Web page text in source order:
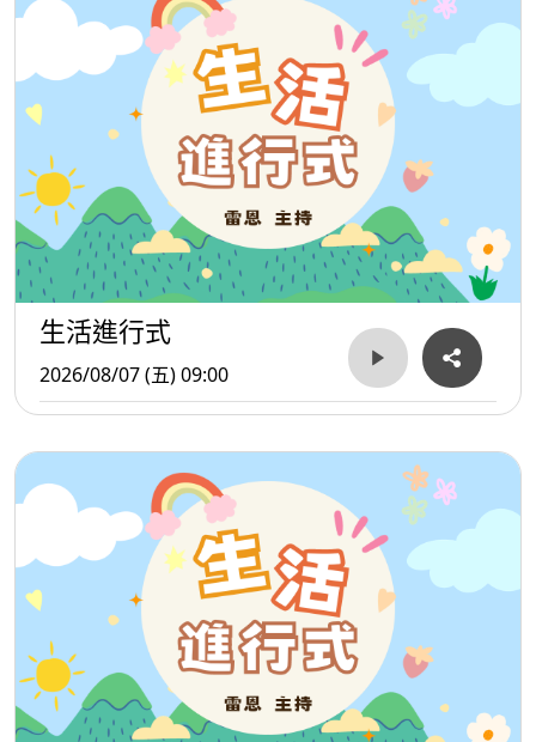
除了預防失智症之外，麥德飲食也有助於控制血壓、改善膽
固醇、降低糖尿病風險及維持健康體重。由於飲食內容以天
然食材為主，且不需要過度計算熱量或完全禁止特定食物，
因此相較於許多減重飲食法，更容易長期執行。
近年研究指出，即使沒有完全遵循麥德飲食，只要部分採納
其核心原則，例如增加蔬菜與全穀類攝取、以橄欖油取代動
物性油脂、每週多吃幾次魚類與堅果，也可能對腦部健康帶
來益處。隨著高齡化社會來臨，如何延緩認知退化成為重要
課題，而麥德飲食正提供了一種兼顧美味、健康與預防醫學
的生活方式。透過日常飲食的調整，不僅有助於保護大腦，
也能提升整體生活品質與健康老化的機會。
生活進行式
2026/08/07 (五) 09:00